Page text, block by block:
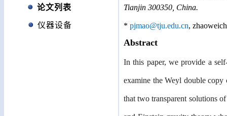
论文列表
仪器设备
Tianjin 300350, China.
* pjmao@tju.edu.cn,
Abstract
In this paper, we provide a
examine the Weyl double
that two transparent solutions